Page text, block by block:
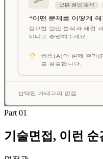
Part 01
기술면접, 이런